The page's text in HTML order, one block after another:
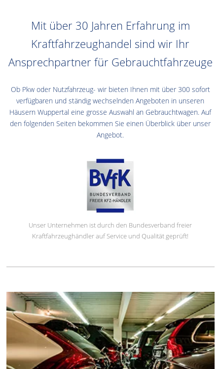
Mit über 30 Jahren Erfahrung im
Kraftfahrzeughandel sind wir Ihr
Ansprechpartner für Gebrauchtfahrzeuge
Ob Pkw oder Nutzfahrzeug- wir bieten Ihnen mit über 300 sofort
verfügbaren und ständig wechselnden Angeboten in unseren
Häusern Wuppertal eine grosse Auswahl an Gebrauchtwagen. Auf
den folgenden Seiten bekommen Sie einen Überblick über unser
Angebot.
Unser Unternehmen ist durch den Bundesverband freier
Kraftfahrzeughändler auf Service und Qualität geprüft!